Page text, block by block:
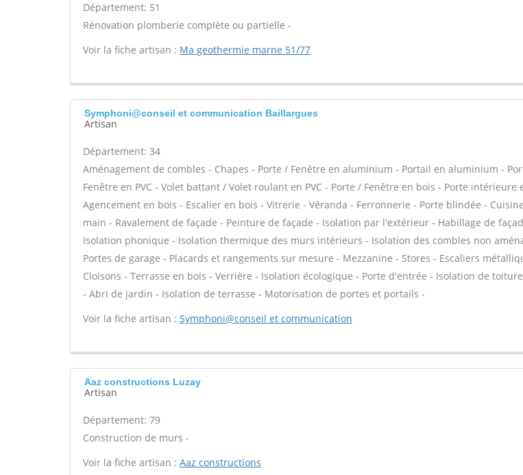
Département: 51
Rénovation plomberie complète ou partielle -
Voir la fiche artisan : Ma geothermie marne 51/77
Symphoni@conseil et communication Baillargues
Artisan
Département: 34
Aménagement de combles - Chapes - Porte / Fenêtre en aluminium - Portail en aluminium -
Fenêtre en PVC - Volet battant / Volet roulant en PVC - Porte / Fenêtre en bois - Porte intérieure
Agencement en bois - Escalier en bois - Vitrerie - Véranda - Ferronnerie - Porte blindée -
main - Ravalement de façade - Peinture de façade - Isolation par l'extérieur - Habillage de
Isolation phonique - Isolation thermique des murs intérieurs - Isolation des combles non
Portes de garage - Placards et rangements sur mesure - Mezzanine - Stores - Escaliers
Cloisons - Terrasse en bois - Verrière - Isolation écologique - Porte d'entrée - Isolation de
- Abri de jardin - Isolation de terrasse - Motorisation de portes et portails -
Voir la fiche artisan : Symphoni@conseil et communication
Aaz constructions Luzay
Artisan
Département: 79
Construction de murs -
Voir la fiche artisan : Aaz constructions